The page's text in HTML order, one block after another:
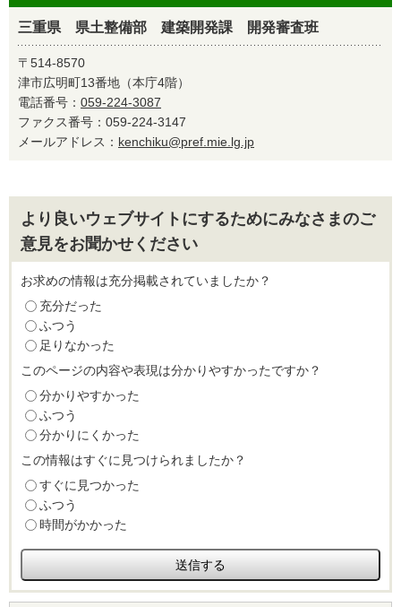
三重県 県土整備部 建築開発課 開発審査班
〒514-8570
津市広明町13番地（本庁4階）
電話番号： 059-224-3087
ファクス番号：059-224-3147
メールアドレス： kenchiku@pref.mie.lg.jp
より良いウェブサイトにするためにみなさまのご
意見をお聞かせください
お求めの情報は充分掲載されていましたか？
充分だった
ふつう
足りなかった
このページの内容や表現は分かりやすかったですか？
分かりやすかった
ふつう
分かりにくかった
この情報はすぐに見つけられましたか？
すぐに見つかった
ふつう
時間がかかった